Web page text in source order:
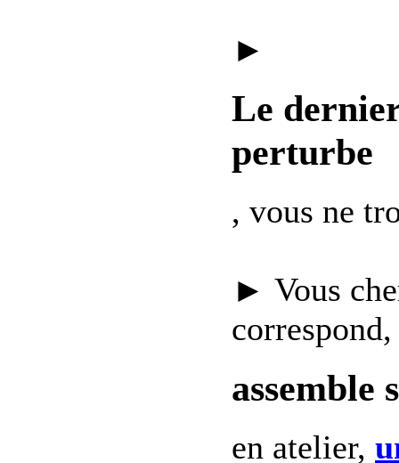
►
Le
perturbe
, vous ne
► Vous
correspond,
assemble
en atelier,